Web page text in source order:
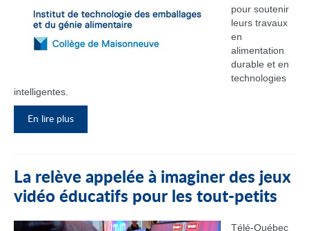
pour soutenir
leurs travaux
en
alimentation
durable et en
technologies
intelligentes.
En lire plus
La relève appelée à imaginer des jeux
vidéo éducatifs pour les tout-petits
Télé-Québec